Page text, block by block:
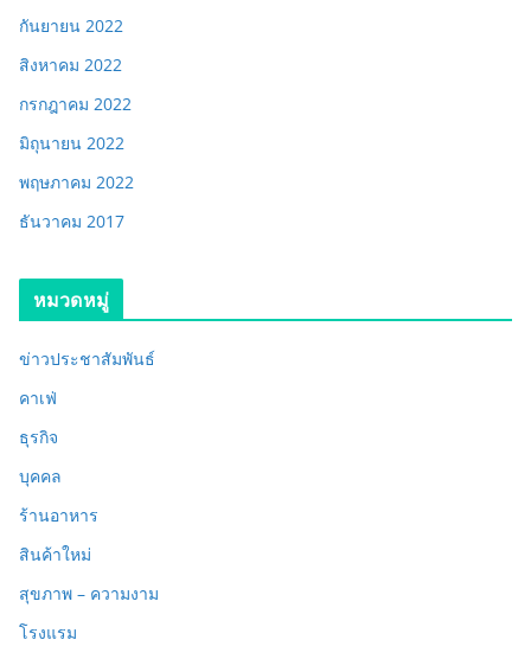
กันยายน 2022
สิงหาคม 2022
กรกฎาคม 2022
มิถุนายน 2022
พฤษภาคม 2022
ธันวาคม 2017
หมวดหมู่
ข่าวประชาสัมพันธ์
คาเฟ่
ธุรกิจ
บุคคล
ร้านอาหาร
สินค้าใหม่
สุขภาพ – ความงาม
โรงแรม